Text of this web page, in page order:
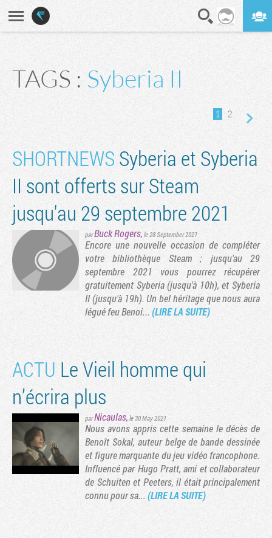
TAGS : Syberia II
1 2
suivante
SHORTNEWS Syberia et Syberia
II sont offerts sur Steam
jusqu'au 29 septembre 2021
parBuck Rogers, le 28 September 2021
Encore une nouvelle occasion de compléter
votre bibliothèque Steam ; jusqu'au 29
septembre 2021 vous pourrez récupérer
gratuitement Syberia (jusqu'à 10h), et Syberia
II (jusqu'à 19h). Un bel héritage que nous aura
légué feu Benoi...(LIRE LA SUITE)
ACTU Le Vieil homme qui
n’écrira plus
parNicaulas, le 30 May 2021
Nous avons appris cette semaine le décès de
Benoît Sokal, auteur belge de bande dessinée
et figure marquante du jeu vidéo francophone.
Influencé par Hugo Pratt, ami et collaborateur
de Schuiten et Peeters, il était principalement
connu pour sa... (LIRE LA SUITE)
Tribune